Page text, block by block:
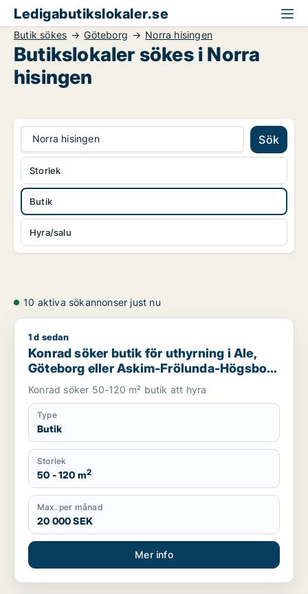
Ledigabutikslokaler.se
Butik sökes Göteborg Norra hisingen
Butikslokaler sökes i Norra
hisingen
Norra hisingen Sök
Butik
Hyra/salu
Storlek
10 aktiva sökannonser just nu
Konrad söker butik för uthyrning i Ale, Göteborg eller
1 d sedan
Konrad söker butik för uthyrning i Ale,
Göteborg eller Askim-Frölunda-Högsbo
m.fl.
Konrad söker 50-120 m² butik att hyra
Type
Butik
Storlek
50 - 120 m2
Max. per månad
20 000 SEK
Mer info